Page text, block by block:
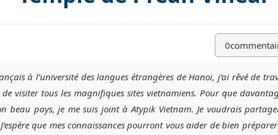
0
à l’université des langues étrangères de Hanoi, j’ai rêvé de
visiter tous les magnifiques sites vietnamiens. Pour que
beau pays, je me suis joint à Atypik Vietnam. Je voudrais
que mes connaissances pourront vous aider de bien